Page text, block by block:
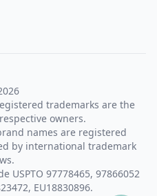
trademarks are the
owners.
names are registered
by international trademark
USPTO 97778465, 97866052
EU18830896.